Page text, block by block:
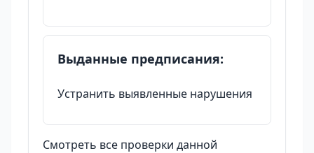
Выданные предписания:
Устранить выявленные нарушения
Смотреть все проверки данной